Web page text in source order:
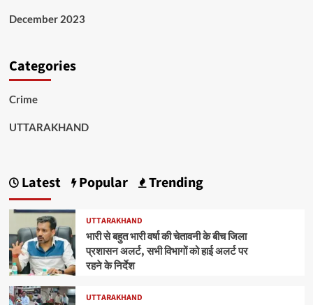
December 2023
Categories
Crime
UTTARAKHAND
Latest Popular Trending
UTTARAKHAND
भारी से बहुत भारी वर्षा की चेतावनी के बीच जिला
प्रशासन अलर्ट, सभी विभागों को हाई अलर्ट पर
रहने के निर्देश
UTTARAKHAND